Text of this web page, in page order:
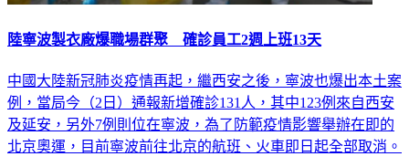
陸寧波製衣廠爆職場群聚 確診員工2週上班13天
中國大陸新冠肺炎疫情再起，繼西安之後，寧波也爆出本土案
例，當局今（2日）通報新增確診131人，其中123例來自西安
及延安，另外7例則位在寧波，為了防範疫情影響舉辦在即的
北京奧運，目前寧波前往北京的航班、火車即日起全部取消。